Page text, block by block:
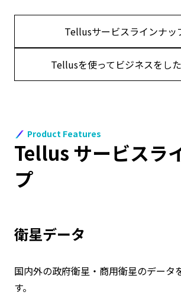
Tellusサービスラインナッ
Tellusを使ってビジネスをし
Product Features
Tellus サービスラ
プ
衛星データ
国内外の政府衛星・商用衛星のデータ
す。